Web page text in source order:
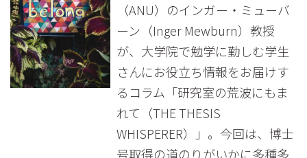
（ANU）のインガー・ミューバ
ーン（Inger Mewburn）教授
が、大学院で勉学に勤しむ学生
さんにお役立ち情報をお届けす
るコラム「研究室の荒波にもま
れて（THE THESIS
WHISPERER）」。今回は、博士
号取得の道のりがいかに多種多